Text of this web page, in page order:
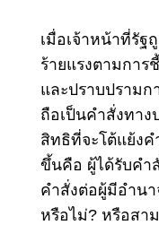
เมื่อเจ้าหน้าที่รัฐ
ร้ายแรงตามการ
และปราบปราม
ถือเป็นคำสั่งทา
สิทธิที่จะโต้แย้ง
ขึ้นคือ ผู้ได้รับคำ
คำสั่งต่อผู้มีอำน
หรือไม่? หรือสา